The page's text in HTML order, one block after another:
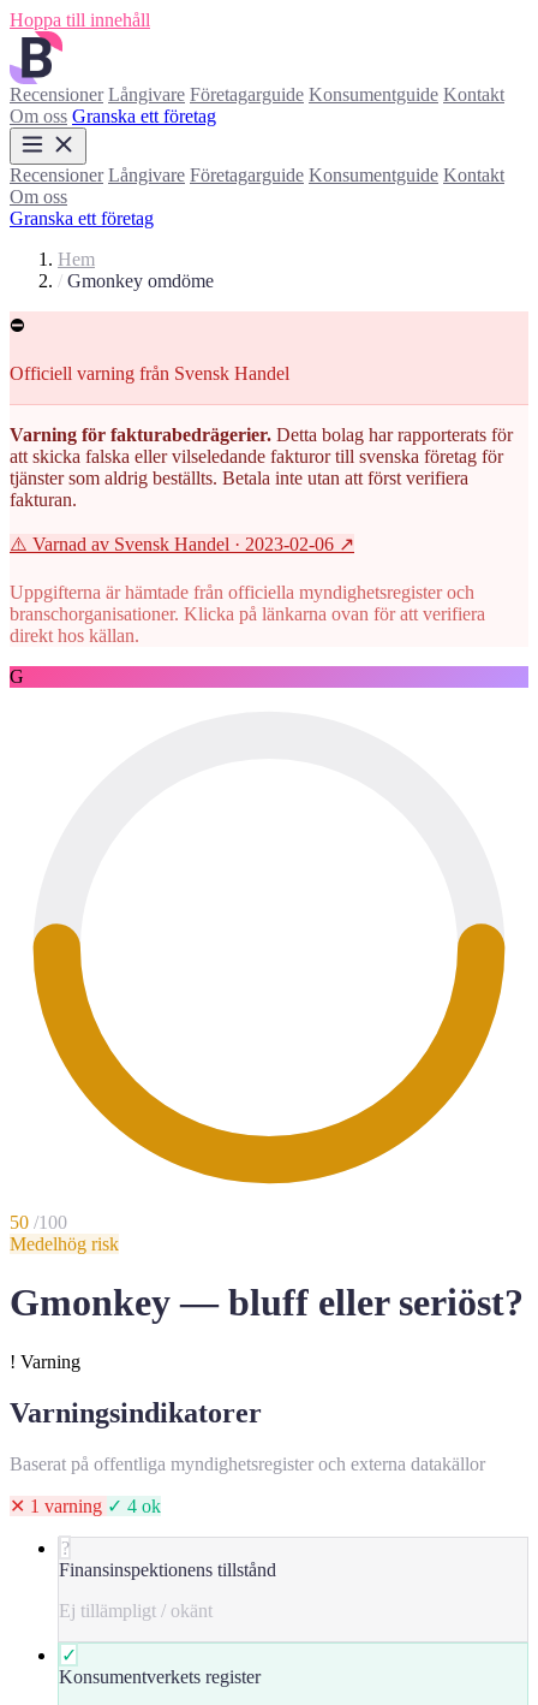
Hoppa till innehåll
Recensioner Långivare Företagarguide Konsumentguide Kontakt
Om oss Granska ett företag
Recensioner Långivare Företagarguide Konsumentguide Kontakt
Om oss
Granska ett företag
Hem
/ Gmonkey omdöme
⛔
Officiell varning från Svensk Handel
Varning för fakturabedrägerier. Detta bolag har rapporterats för
att skicka falska eller vilseledande fakturor till svenska företag för
tjänster som aldrig beställts. Betala inte utan att först verifiera
fakturan.
⚠️ Varnad av Svensk Handel · 2023-02-06 ↗
Uppgifterna är hämtade från officiella myndighetsregister och
branschorganisationer. Klicka på länkarna ovan för att verifiera
direkt hos källan.
G
50 /100
Medelhög risk
Gmonkey — bluff eller seriöst?
! Varning
Varningsindikatorer
Baserat på offentliga myndighetsregister och externa datakällor
✕ 1 varning ✓ 4 ok
?
Finansinspektionens tillstånd
Ej tillämpligt / okänt
✓
Konsumentverkets register